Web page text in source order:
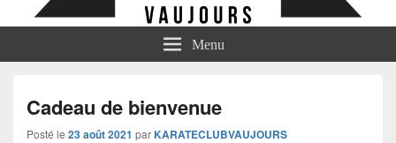
Menu
Cadeau de bienvenue
Posté le 23 août 2021 parKARATECLUBVAUJOURS